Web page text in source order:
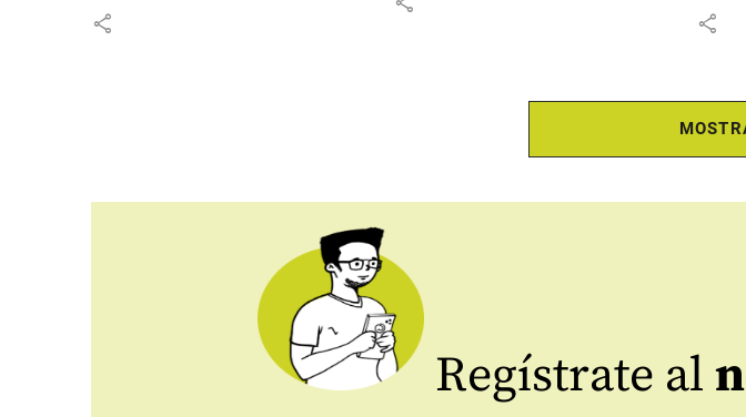
share share
Regístrate al